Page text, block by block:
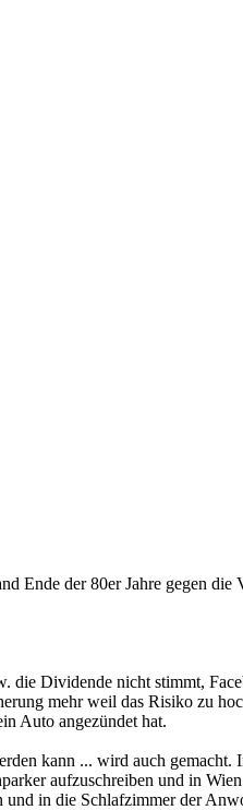
der 80er Jahre gegen
Dividende nicht stimmt,
mehr weil das Risiko zu
Auto angezündet hat.
kann ... wird auch
aufzuschreiben und in
in die Schlafzimmer der